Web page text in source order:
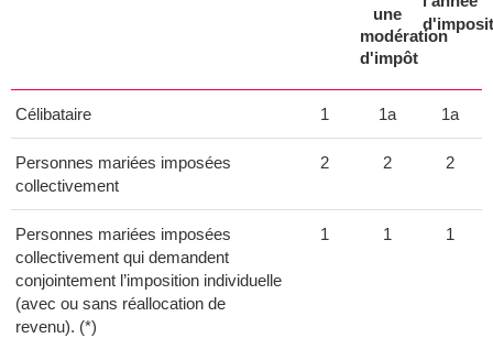
une
modération
d'impôt
Célibataire 1 1a 1a
Personnes mariées imposées
collectivement
2 2 2
Personnes mariées imposées
collectivement qui demandent
conjointement l’imposition individuelle
(avec ou sans réallocation de
revenu). (*)
1 1 1